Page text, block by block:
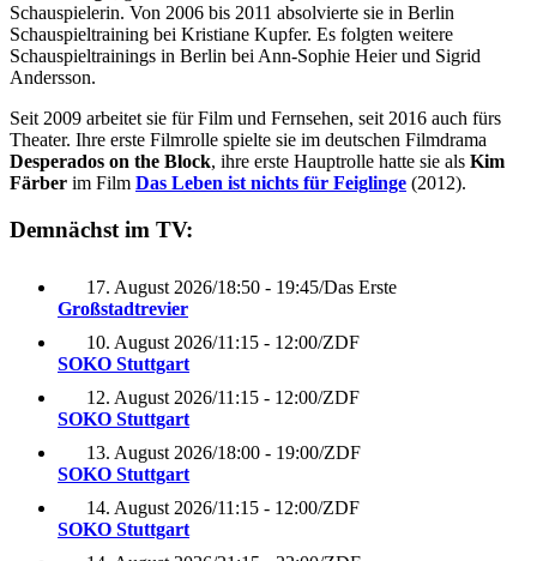
Schauspielerin. Von 2006 bis 2011 absolvierte sie in Berlin
Schauspieltraining bei Kristiane Kupfer. Es folgten weitere
Schauspieltrainings in Berlin bei Ann-Sophie Heier und Sigrid
Andersson.
Seit 2009 arbeitet sie für Film und Fernsehen, seit 2016 auch fürs
Theater. Ihre erste Filmrolle spielte sie im deutschen Filmdrama
Desperados on the Block, ihre erste Hauptrolle hatte sie als Kim
Färber im Film Das Leben ist nichts für Feiglinge (2012).
Demnächst im TV:
17. August 2026/18:50 - 19:45/Das Erste
Großstadtrevier
10. August 2026/11:15 - 12:00/ZDF
SOKO Stuttgart
12. August 2026/11:15 - 12:00/ZDF
SOKO Stuttgart
13. August 2026/18:00 - 19:00/ZDF
SOKO Stuttgart
14. August 2026/11:15 - 12:00/ZDF
SOKO Stuttgart